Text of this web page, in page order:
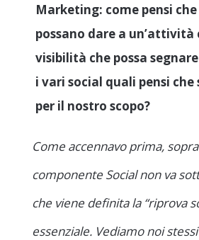
Marketing: come pensi
possano dare a
visibilità che possa
i vari social quali pensi
per il nostro scopo?
Come accennavo prima,
componente Social non va
che viene definita la “riprova
essenziale. Vediamo noi